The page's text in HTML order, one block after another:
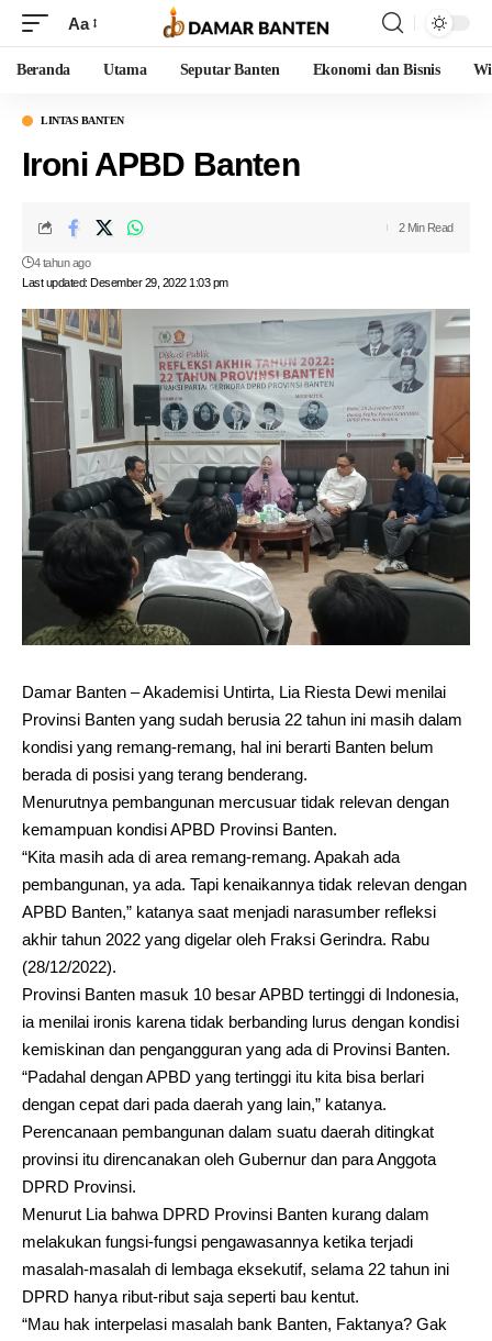
Aa
Beranda Utama Seputar Banten Ekonomi dan Bisnis
LINTAS BANTEN
Ironi APBD Banten
Last updated: Desember 29, 2022 1:03 pm
4 tahun ago
2 Min Read
Damar Banten – Akademisi Untirta, Lia Riesta Dewi menilai
Provinsi Banten yang sudah berusia 22 tahun ini masih dalam
kondisi yang remang-remang, hal ini berarti Banten belum
berada di posisi yang terang benderang.
Menurutnya pembangunan mercusuar tidak relevan dengan
kemampuan kondisi APBD Provinsi Banten.
“Kita masih ada di area remang-remang. Apakah ada
pembangunan, ya ada. Tapi kenaikannya tidak relevan dengan
APBD Banten,” katanya saat menjadi narasumber refleksi
akhir tahun 2022 yang digelar oleh Fraksi Gerindra. Rabu
(28/12/2022).
Provinsi Banten masuk 10 besar APBD tertinggi di Indonesia,
ia menilai ironis karena tidak berbanding lurus dengan kondisi
kemiskinan dan pengangguran yang ada di Provinsi Banten.
“Padahal dengan APBD yang tertinggi itu kita bisa berlari
dengan cepat dari pada daerah yang lain,” katanya.
Perencanaan pembangunan dalam suatu daerah ditingkat
provinsi itu direncanakan oleh Gubernur dan para Anggota
DPRD Provinsi.
Menurut Lia bahwa DPRD Provinsi Banten kurang dalam
melakukan fungsi-fungsi pengawasannya ketika terjadi
masalah-masalah di lembaga eksekutif, selama 22 tahun ini
DPRD hanya ribut-ribut saja seperti bau kentut.
“Mau hak interpelasi masalah bank Banten, Faktanya? Gak